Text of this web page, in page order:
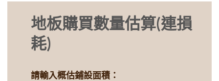
地板購買數量估算(連損
耗)
請輸入概估鋪設面積：